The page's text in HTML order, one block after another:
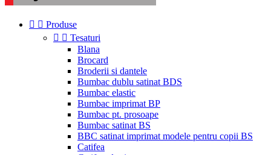
  Produse
  Tesaturi
Blana
Brocard
Broderii si dantele
Bumbac dublu satinat BDS
Bumbac elastic
Bumbac imprimat BP
Bumbac pt. prosoape
Bumbac satinat BS
BBC satinat imprimat modele pentru copii BS
Catifea